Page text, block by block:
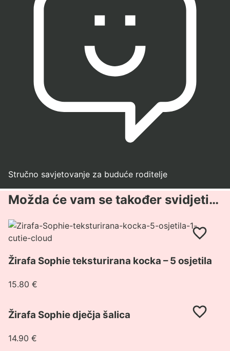
Stručno savjetovanje za buduće roditelje
Možda će vam se također svidjeti…
Pogledaj
proizvod
Sophie
kocka
5
Žirafa Sophie teksturirana kocka – 5 osjetila
15.80 €
proizvod
Sophie
Žirafa Sophie dječja šalica
14.90 €